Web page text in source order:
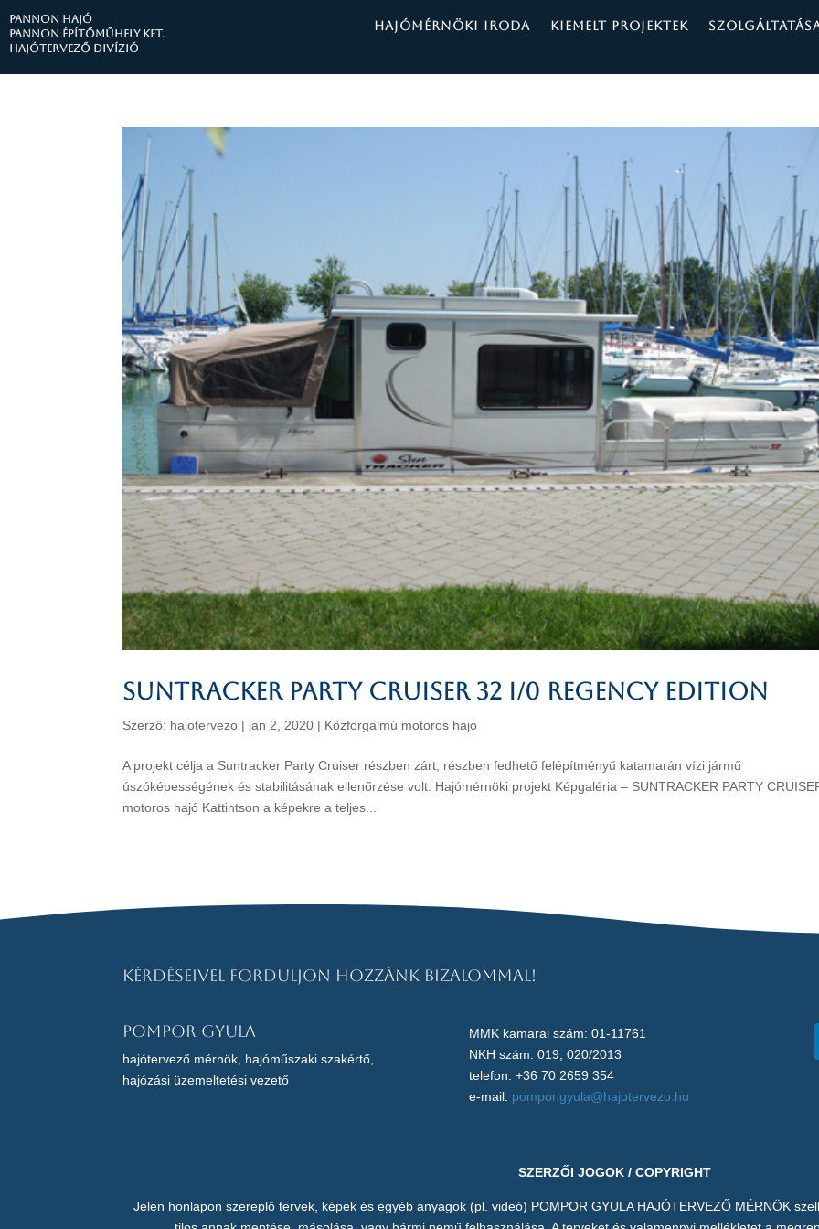
PANNON HAJÓ
Pannon Építőműhely Kft.
Hajótervező divízió
HAJÓMÉRNÖKI IRODA KIEMELT PROJEKTEK
SUNTRACKER PARTY CRUISER 32 I/0 REGENCY EDITION
Szerző: hajotervezo | jan 2, 2020 | Közforgalmú motoros hajó
A projekt célja a Suntracker Party Cruiser részben zárt, részben fedhető felépítményű katamarán vízi jármű
úszóképességének és stabilitásának ellenőrzése volt. Hajómérnöki projekt Képgaléria – SUNTRACKER PARTY
motoros hajó Kattintson a képekre a teljes...
Kérdéseivel forduljon hozzánk bizalommal!
Pompor Gyula
hajótervező mérnök, hajóműszaki szakértő,
hajózási üzemeltetési vezető
MMK kamarai szám: 01-11761
NKH szám: 019, 020/2013
telefon: +36 70 2659 354
e-mail: pompor.gyula@hajotervezo.hu
SZERZŐI JOGOK / COPYRIGHT
Jelen honlapon szereplő tervek, képek és egyéb anyagok (pl. videó) POMPOR GYULA HAJÓTERVEZŐ MÉRNÖK